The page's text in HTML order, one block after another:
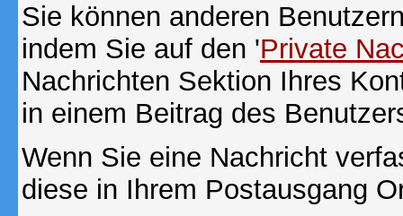
Sie können anderen
indem Sie auf den 'Private
Nachrichten Sektion Ihres
in einem Beitrag des
Wenn Sie eine Nachricht
diese in Ihrem Postausgang